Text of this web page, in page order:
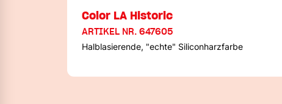
Color LA Historic
ARTIKEL NR. 647605
Halblasierende, "echte" Siliconharzfarbe